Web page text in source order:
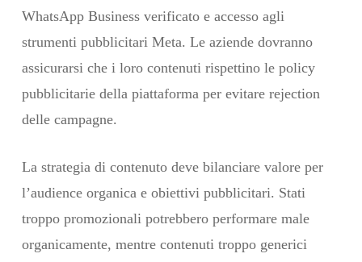
WhatsApp Business verificato e accesso agli
strumenti pubblicitari Meta. Le aziende dovranno
assicurarsi che i loro contenuti rispettino le policy
pubblicitarie della piattaforma per evitare rejection
delle campagne.
La strategia di contenuto deve bilanciare valore per
l’audience organica e obiettivi pubblicitari. Stati
troppo promozionali potrebbero performare male
organicamente, mentre contenuti troppo generici